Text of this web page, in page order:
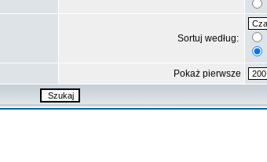
Sortuj według:
Pokaż pierwsze